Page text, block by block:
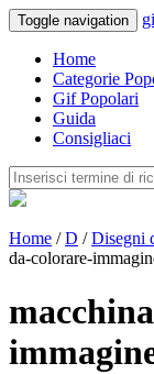
Toggle navigation
Home
Categorie
Gif Popolari
Guida
Consigliaci
Home /D /Disegni
da-colorare-